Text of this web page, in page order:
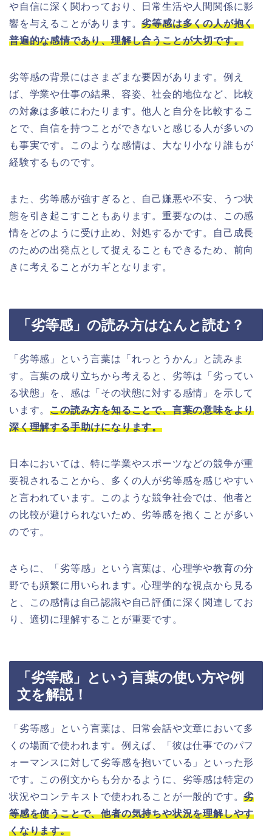
や自信に深く関わっており、日常生活や人間関係に影
響を与えることがあります。劣等感は多くの人が抱く
普遍的な感情であり、理解し合うことが大切です。
劣等感の背景にはさまざまな要因があります。例え
ば、学業や仕事の結果、容姿、社会的地位など、比較
の対象は多岐にわたります。他人と自分を比較するこ
とで、自信を持つことができないと感じる人が多いの
も事実です。このような感情は、大なり小なり誰もが
経験するものです。
また、劣等感が強すぎると、自己嫌悪や不安、うつ状
態を引き起こすこともあります。重要なのは、この感
情をどのように受け止め、対処するかです。自己成長
のための出発点として捉えることもできるため、前向
きに考えることがカギとなります。
「劣等感」の読み方はなんと読む？
「劣等感」という言葉は「れっとうかん」と読みま
す。言葉の成り立ちから考えると、劣等は「劣ってい
る状態」を、感は「その状態に対する感情」を示して
います。この読み方を知ることで、言葉の意味をより
深く理解する手助けになります。
日本においては、特に学業やスポーツなどの競争が重
要視されることから、多くの人が劣等感を感じやすい
と言われています。このような競争社会では、他者と
の比較が避けられないため、劣等感を抱くことが多い
のです。
さらに、「劣等感」という言葉は、心理学や教育の分
野でも頻繁に用いられます。心理学的な視点から見る
と、この感情は自己認識や自己評価に深く関連してお
り、適切に理解することが重要です。
「劣等感」という言葉の使い方や例
文を解説！
「劣等感」という言葉は、日常会話や文章において多
くの場面で使われます。例えば、「彼は仕事でのパフ
ォーマンスに対して劣等感を抱いている」といった形
です。この例文からも分かるように、劣等感は特定の
状況やコンテキストで使われることが一般的です。劣
等感を使うことで、他者の気持ちや状況を理解しやす
くなります。